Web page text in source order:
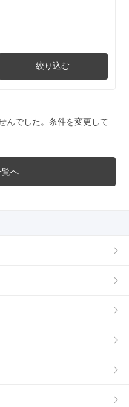
絞り込む
んでした。条件を変更して
覧へ